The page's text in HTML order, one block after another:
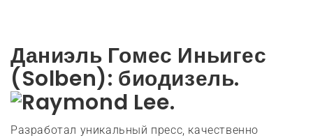
Даниэль Гомес Иньигес
(Solben): биодизель.
Разработал уникальный пресс, качественно